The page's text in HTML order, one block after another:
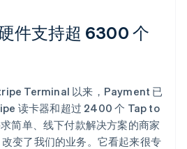
件支持超 6300 个
Terminal 以来，Payment 已
读卡器和超过 2400 个 Tap to
简单、线下付款解决方案的商家
变了我们的业务。它看起来很专